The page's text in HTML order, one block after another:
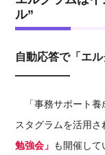
ル”
自動応答で「エ
「事務サポート養
スタグラムを活用
勉強会」 も開催し